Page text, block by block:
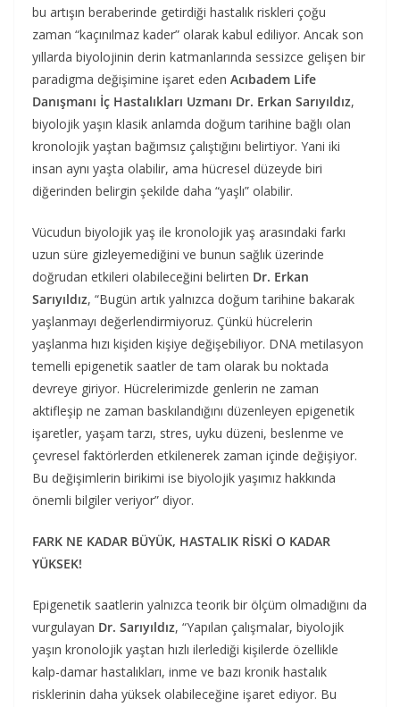
bu artışın beraberinde getirdiği hastalık riskleri çoğu
zaman “kaçınılmaz kader” olarak kabul ediliyor. Ancak son
yıllarda biyolojinin derin katmanlarında sessizce gelişen bir
paradigma değişimine işaret eden Acıbadem Life
Danışmanı İç Hastalıkları Uzmanı Dr. Erkan Sarıyıldız,
biyolojik yaşın klasik anlamda doğum tarihine bağlı olan
kronolojik yaştan bağımsız çalıştığını belirtiyor. Yani iki
insan aynı yaşta olabilir, ama hücresel düzeyde biri
diğerinden belirgin şekilde daha “yaşlı” olabilir.
Vücudun biyolojik yaş ile kronolojik yaş arasındaki farkı
uzun süre gizleyemediğini ve bunun sağlık üzerinde
doğrudan etkileri olabileceğini belirten Dr. Erkan
Sarıyıldız, “Bugün artık yalnızca doğum tarihine bakarak
yaşlanmayı değerlendirmiyoruz. Çünkü hücrelerin
yaşlanma hızı kişiden kişiye değişebiliyor. DNA metilasyon
temelli epigenetik saatler de tam olarak bu noktada
devreye giriyor. Hücrelerimizde genlerin ne zaman
aktifleşip ne zaman baskılandığını düzenleyen epigenetik
işaretler, yaşam tarzı, stres, uyku düzeni, beslenme ve
çevresel faktörlerden etkilenerek zaman içinde değişiyor.
Bu değişimlerin birikimi ise biyolojik yaşımız hakkında
önemli bilgiler veriyor” diyor.
FARK NE KADAR BÜYÜK, HASTALIK RİSKİ O KADAR
YÜKSEK!
Epigenetik saatlerin yalnızca teorik bir ölçüm olmadığını da
vurgulayan Dr. Sarıyıldız, “Yapılan çalışmalar, biyolojik
yaşın kronolojik yaştan hızlı ilerlediği kişilerde özellikle
kalp-damar hastalıkları, inme ve bazı kronik hastalık
risklerinin daha yüksek olabileceğine işaret ediyor. Bu